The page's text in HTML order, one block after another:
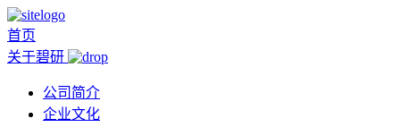
首页
关于碧研
公司简介
企业文化